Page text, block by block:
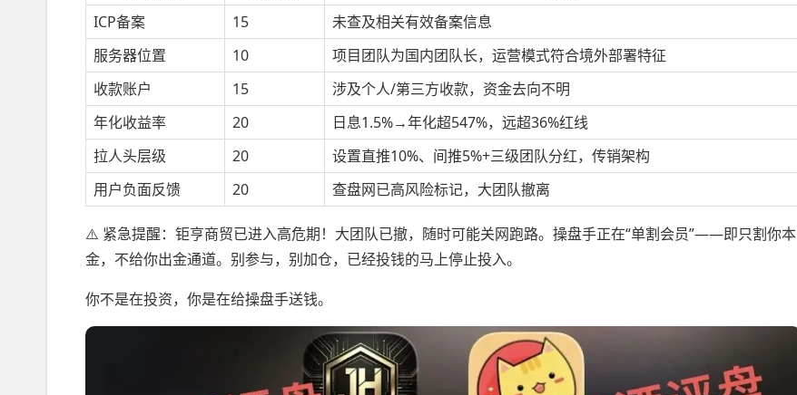
ICP备案
15
未查及相关有效备案信息
服务器位置
10
项目团队为国内团队长，运营模式符合境外部署特征
收款账户
15
涉及个人/第三方收款，资金去向不明
年化收益率
20
日息1.5%→年化超547%，远超36%红线
拉人头层级
20
设置直推10%、间推5%+三级团队分红，传销架构
用户负面反馈
20 查盘网已高风险标记，大团队撤离
⚠️ 紧急提醒：钜亨商贸已进入高危期！大团队已撤，随时可能关网跑路。操盘手正在“单割会员”——即只割你本
金，不给你出金通道。别参与，别加仓，已经投钱的马上停止投入。
你不是在投资，你是在给操盘手送钱。